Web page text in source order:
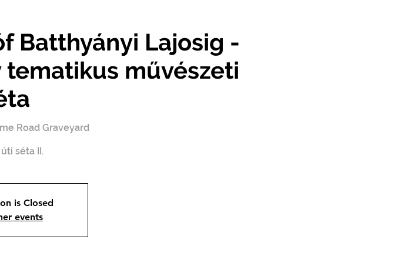
Batthyányi Lajosig -
művészeti
Road Graveyard
is Closed
events